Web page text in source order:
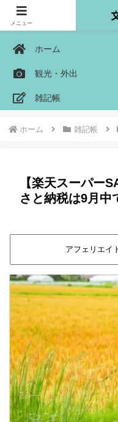
ホーム
観光・外出
雑記帳
ホーム 雑記帳
【楽天スーパー
さと納税は9月中
アフェリエイ
メニュー